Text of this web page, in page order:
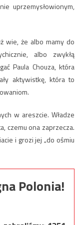
uprzemysłowionym,
wie, że albo mamy do
albo zwykłą
Paula Chouza, która
aktywistkę, która to
w areszcie. Władze
czemu ona zaprzecza.
i grozi jej „do ośmiu
Polonia!